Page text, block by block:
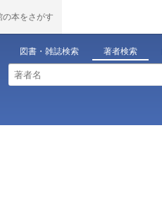
の本をさがす
図書・雑誌検索 著者検索